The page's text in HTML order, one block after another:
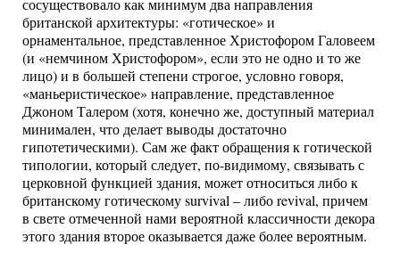
сосуществовало как минимум два направления
британской архитектуры: «готическое» и
орнаментальное, представленное Христофором Галовеем
(и «немчином Христофором», если это не одно и то же
лицо) и в большей степени строгое, условно говоря,
«маньеристическое» направление, представленное
Джоном Талером (хотя, конечно же, доступный материал
минимален, что делает выводы достаточно
гипотетическими). Сам же факт обращения к готической
типологии, который следует, по-видимому, связывать с
церковной функцией здания, может относиться либо к
британскому готическому survival – либо revival, причем
в свете отмеченной нами вероятной классичности декора
этого здания второе оказывается даже более вероятным.